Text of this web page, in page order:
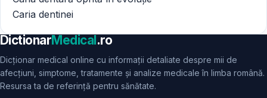
Caria dentinei
DictionarMedical.ro
Dicționar medical online cu informații detaliate despre mii de
afecțiuni, simptome, tratamente și analize medicale în limba română.
Resursa ta de referință pentru sănătate.